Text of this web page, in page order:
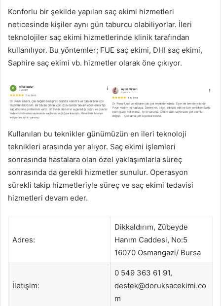
Konforlu bir şekilde yapılan saç ekimi hizmetleri
neticesinde kişiler aynı gün taburcu olabiliyorlar. İleri
teknolojiler saç ekimi hizmetlerinde klinik tarafından
kullanılıyor. Bu yöntemler; FUE saç ekimi, DHI saç ekimi,
Saphire saç ekimi vb. hizmetler olarak öne çıkıyor.
Kullanılan bu teknikler günümüzün en ileri teknoloji
teknikleri arasında yer alıyor. Saç ekimi işlemleri
sonrasında hastalara olan özel yaklaşımlarla süreç
sonrasında da gerekli hizmetler sunulur. Operasyon
sürekli takip hizmetleriyle süreç ve saç ekimi tedavisi
hizmetleri devam eder.
Adres:
Dikkaldırım, Zübeyde
Hanım Caddesi, No:5
16070 Osmangazi/ Bursa
İletişim:
0 549 363 61 91,
destek@doruksacekimi.co
m